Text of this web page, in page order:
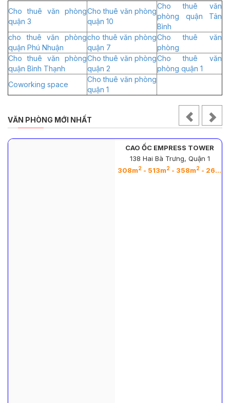
Cho thuê văn phòng
quận 3
Cho thuê văn phòng
quận 10
Cho thuê văn
phòng quận Tân
Bình
cho thuê văn phòng
quận Phú Nhuận
cho thuê văn phòng
quận 7
Cho thuê văn
phòng
Cho thuê văn phòng
quận Bình Thạnh
Cho thuê văn phòng
quận 2
Cho thuê văn
phòng quận 1
Coworking space
Cho thuê văn phòng
quận 1
VĂN PHÒNG MỚI NHẤT
CAO ỐC EMPRESS TOWER
138 Hai Bà Trưng, Quận 1
308m2 - 513m2 - 358m2 - 263m